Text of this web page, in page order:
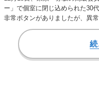
ー」で個室に閉じ込められた30
非常ボタンがありましたが、異
入っていな…
続